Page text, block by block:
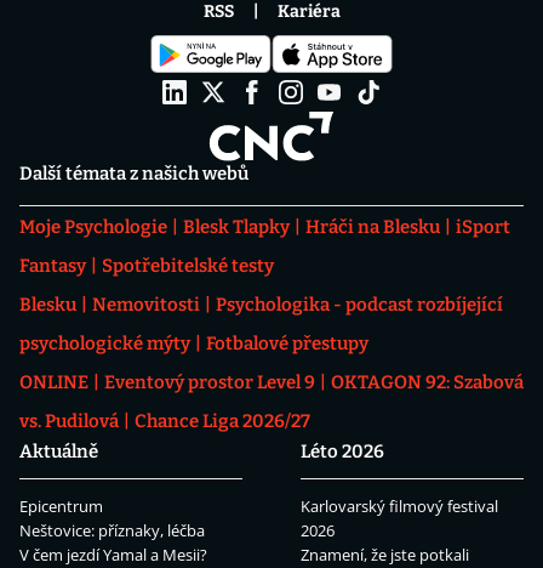
Další témata z našich webů
Moje Psychologie Blesk Tlapky Hráči na Blesku
iSport
Fantasy
Spotřebitelské testy
Blesku
Nemovitosti
Psychologika - podcast rozbíjející
psychologické mýty
Fotbalové přestupy
ONLINE
Eventový prostor Level 9
OKTAGON 92: Szabová
vs. Pudilová
Chance Liga 2026/27
Aktuálně
Epicentrum
Neštovice: příznaky, léčba
V čem jezdí Yamal a Mesii?
Léto 2026
Karlovarský filmový festival
2026
Znamení, že jste potkali
RSS Kariéra